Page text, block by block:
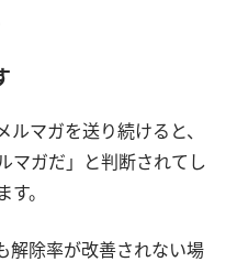
マガを送り続けると、
マガだ」と判断されてし
す。
解除率が改善されない場